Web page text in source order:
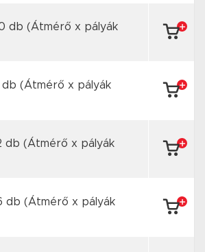
db (Átmérő x pályák
db (Átmérő x pályák
db (Átmérő x pályák
db (Átmérő x pályák